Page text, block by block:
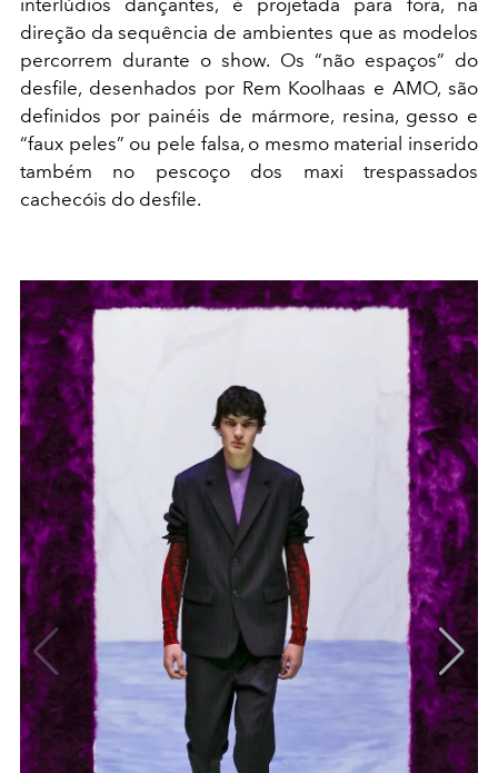
interlúdios dançantes, é projetada para fora, na
direção da sequência de ambientes que as modelos
percorrem durante o show. Os “não espaços” do
desfile, desenhados por Rem Koolhaas e AMO, são
definidos por painéis de mármore, resina, gesso e
“faux peles” ou pele falsa, o mesmo material inserido
também no pescoço dos maxi trespassados
cachecóis do desfile.